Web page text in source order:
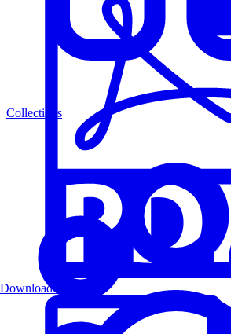
Collections
Download PDF